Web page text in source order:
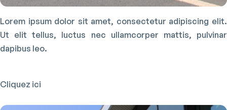
Lorem ipsum dolor sit amet, consectetur adipiscing elit.
Ut elit tellus, luctus nec ullamcorper mattis, pulvinar
dapibus leo.
Cliquez ici